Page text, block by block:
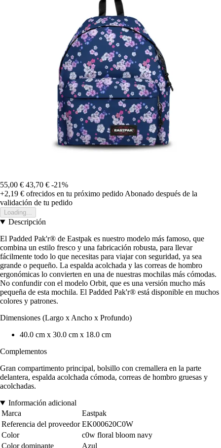
55,00 € 43,70 € -21%
+2,19 € ofrecidos en tu próximo pedido Abonado después de la
validación de tu pedido
Loading...
Descripción
El Padded Pak'r® de Eastpak es nuestro modelo más famoso, que
combina un estilo fresco y una fabricación robusta, para llevar
fácilmente todo lo que necesitas para viajar con seguridad, ya sea
grande o pequeño. La espalda acolchada y las correas de hombro
ergonómicas lo convierten en una de nuestras mochilas más cómodas.
No confundir con el modelo Orbit, que es una versión mucho más
pequeña de esta mochila. El Padded Pak'r® está disponible en muchos
colores y patrones.
Dimensiones (Largo x Ancho x Profundo)
40.0 cm x 30.0 cm x 18.0 cm
Complementos
Gran compartimento principal, bolsillo con cremallera en la parte
delantera, espalda acolchada cómoda, correas de hombro gruesas y
acolchadas.
Información adicional
Marca
Eastpak
Referencia del proveedor EK000620C0W
Color
c0w floral bloom navy
Color dominante
Azul